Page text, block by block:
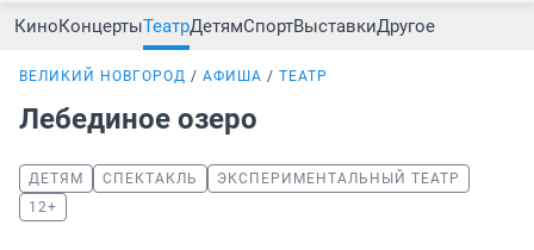
КиноКонцертыТеатрДетямСпортВыставкиДругое
ВЕЛИКИЙ НОВГОРОД АФИША ТЕАТР
Лебединое озеро
ДЕТЯМ СПЕКТАКЛЬ
ЭКСПЕРИМЕНТАЛЬНЫЙ ТЕАТР
12+